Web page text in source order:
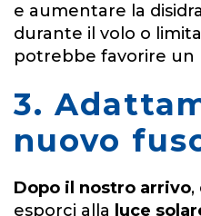
e aumentare la
durante il volo o
potrebbe favorire un
3.
nuovo
Dopo il nostro arrivo,
esporci alla luce